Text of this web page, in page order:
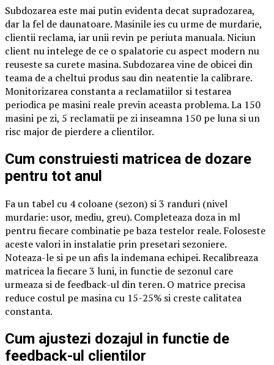
Subdozarea este mai putin evidenta decat supradozarea,
dar la fel de daunatoare. Masinile ies cu urme de murdarie,
clientii reclama, iar unii revin pe periuta manuala. Niciun
client nu intelege de ce o spalatorie cu aspect modern nu
reuseste sa curete masina. Subdozarea vine de obicei din
teama de a cheltui produs sau din neatentie la calibrare.
Monitorizarea constanta a reclamatiilor si testarea
periodica pe masini reale previn aceasta problema. La 150
masini pe zi, 5 reclamatii pe zi inseamna 150 pe luna si un
risc major de pierdere a clientilor.
Cum construiesti matricea de dozare
pentru tot anul
Fa un tabel cu 4 coloane (sezon) si 3 randuri (nivel
murdarie: usor, mediu, greu). Completeaza doza in ml
pentru fiecare combinatie pe baza testelor reale. Foloseste
aceste valori in instalatie prin presetari sezoniere.
Noteaza-le si pe un afis la indemana echipei. Recalibreaza
matricea la fiecare 3 luni, in functie de sezonul care
urmeaza si de feedback-ul din teren. O matrice precisa
reduce costul pe masina cu 15-25% si creste calitatea
constanta.
Cum ajustezi dozajul in functie de
feedback-ul clientilor